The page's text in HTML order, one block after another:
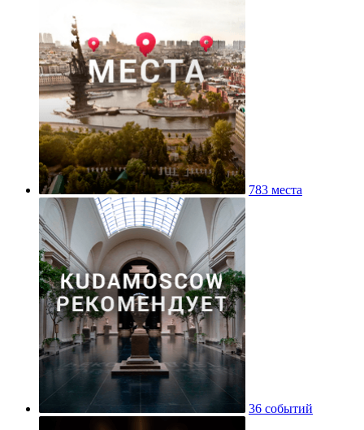
Историко-архивный институт РГГУ